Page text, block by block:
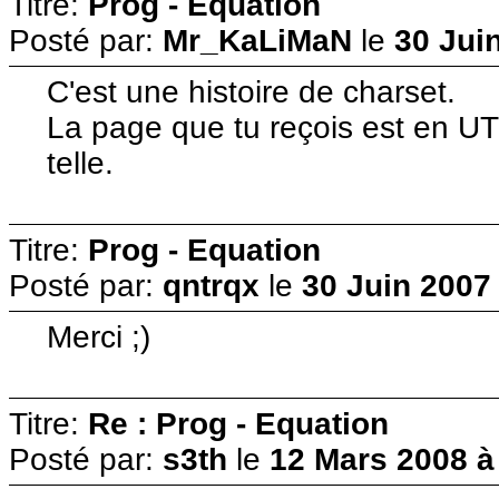
Posté par: Mr_KaLiMaN le 30
C'est une histoire de charset.
La page que tu reçois est en
telle.
Titre: Prog - Equation
Posté par: qntrqx le 30 Juin
Merci ;)
Titre: Re : Prog - Equation
Posté par: s3th le 12 Mars 2008